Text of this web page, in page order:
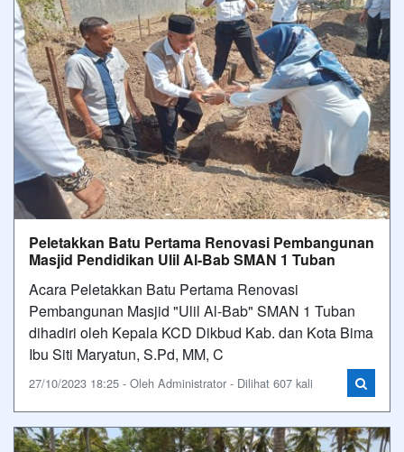
Peletakkan Batu Pertama Renovasi Pembangunan
Masjid Pendidikan Ulil Al-Bab SMAN 1 Tuban
Acara Peletakkan Batu Pertama Renovasi
Pembangunan Masjid "Ulil Al-Bab" SMAN 1 Tuban
dihadiri oleh Kepala KCD Dikbud Kab. dan Kota Bima
Ibu Siti Maryatun, S.Pd, MM, C
27/10/2023 18:25 - Oleh Administrator - Dilihat 607 kali